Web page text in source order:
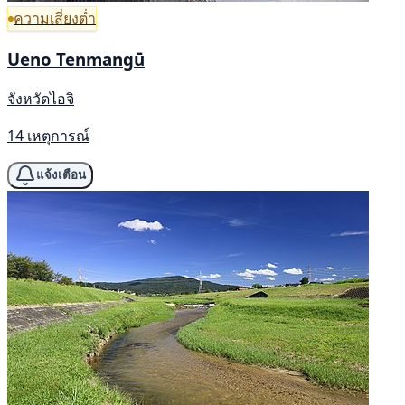
ความเสี่ยงต่ำ
Ueno Tenmangū
จังหวัดไอจิ
14 เหตุการณ์
แจ้งเตือน